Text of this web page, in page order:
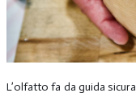
L’olfatto fa da guida